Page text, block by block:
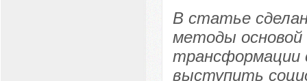
В статье
методы основой
трансформации
выступить